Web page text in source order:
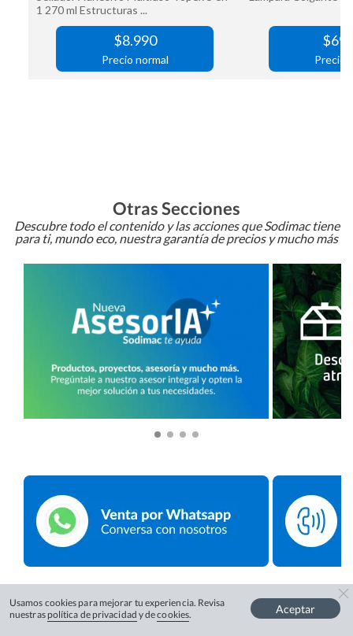
Otras Secciones
Descubre todo el contenido y las acciones que Sodimac tiene
para ti, mundo eco, nuestra garantía de precios y mucho más
Usamos cookies para mejorar tu experiencia. Revisa
nuestras política de privacidad y decookies. Aceptar